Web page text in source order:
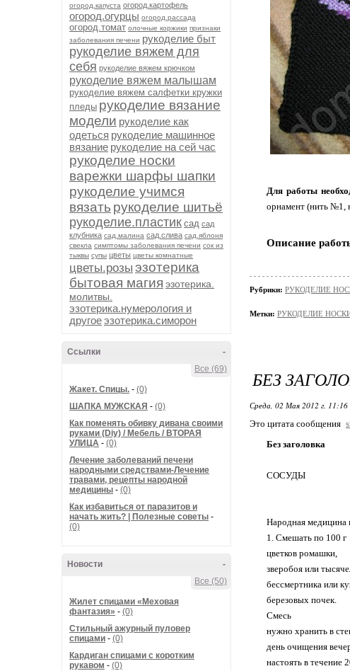
огород.капуста огород.картофель
огород.огурцы огород.рассада
огород.томат олочные коржики признаки
заболевания печени рукоделие быт
рукоделие вяжем для
себя рукоделие вяжем крючком
рукоделие вяжем малышам
рукоделие вяжем салфетки кружки
пледы рукоделие вязание
модели рукоделие как
одеться рукоделие машинное
вязание рукоделие на сей час
рукоделие носки
варежки шарфы шапки
рукоделие учимся
вязать рукоделие шитьё
рукоделие.пластик сад сад
клубника сад.малина сад.слива сад.яблоня
свекла симптомы заболевания печени сок из
тыквы супы цветы цветы комнатные
цветы.розы эзотерика
бытовая магия эзотерика.
молитвы.
эзотерика.нумерология и
другоеэзотерика.симорон
-
Ссылки
Все (69)
Жакет. Спицы. - (0)
ШАПКА МУЖСКАЯ - (0)
Как поменять обивку дивана своими
руками (Diy) / Мебель / ВТОРАЯ
УЛИЦА - (0)
Лечение заболеваний печени
народными средствами-Лечение
травами, рецепты народной
медицины - (0)
Как избавиться от паразитов и
начать жить? | Полезные советы -
(0)
-
Новости
Все (50)
Жилет спицами «Меховая
фантазия» - (0)
Стильный ажурный пуловер
спицами - (0)
Кардиган спицами с коротким
рукавом - (0)
Для работы
орнамент (нить №1,
Описание
Рубрики: РУКОДЕЛИЕ
Метки: РУКОДЕЛИЕ
БЕЗ
Среда, 02 Мая 2012 г. 11:16
Это цитата сообщения
Без заголовка
СОСУДЫ
Народная медицина
1. Смешать по 100 г
цветков ромашки,
зверобоя или
бессмертника или
березовых почек.
Смесь
нужно хранить в
день очищения
настоять в течение